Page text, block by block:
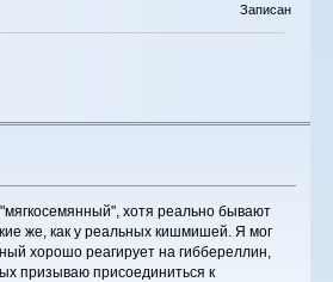
Записан
хотя реально бывают
же, как у реальных кишмишей. Я мог
хорошо реагирует на гиббереллин,
призываю присоединиться к